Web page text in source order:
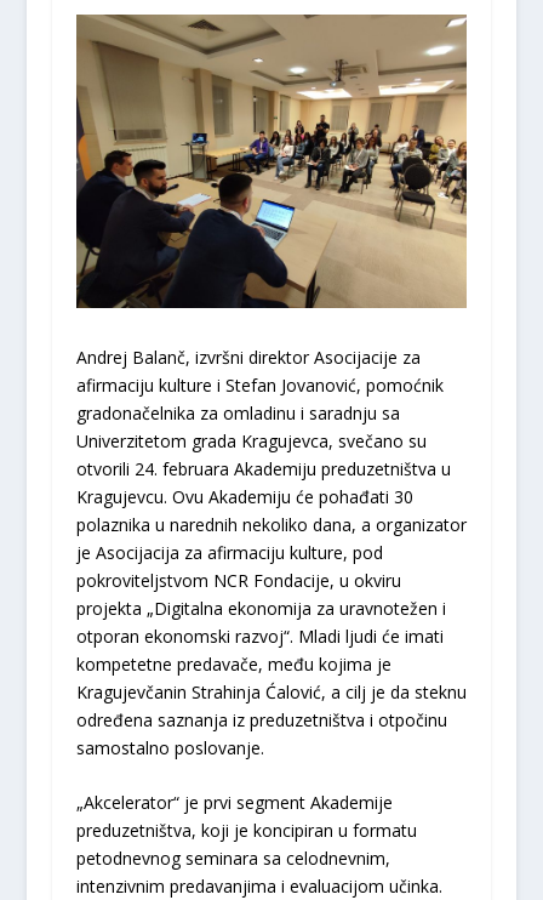
Andrej Balanč, izvršni direktor Asocijacije za
afirmaciju kulture i Stefan Jovanović, pomoćnik
gradonačelnika za omladinu i saradnju sa
Univerzitetom grada Kragujevca, svečano su
otvorili 24. februara Akademiju preduzetništva u
Kragujevcu. Ovu Akademiju će pohađati 30
polaznika u narednih nekoliko dana, a organizator
je Asocijacija za afirmaciju kulture, pod
pokroviteljstvom NCR Fondacije, u okviru
projekta „Digitalna ekonomija za uravnotežen i
otporan ekonomski razvoj“. Mladi ljudi će imati
kompetetne predavače, među kojima je
Kragujevčanin Strahinja Ćalović, a cilj je da steknu
određena saznanja iz preduzetništva i otpočinu
samostalno poslovanje.
„Akcelerator“ je prvi segment Akademije
preduzetništva, koji je koncipiran u formatu
petodnevnog seminara sa celodnevnim,
intenzivnim predavanjima i evaluacijom učinka.